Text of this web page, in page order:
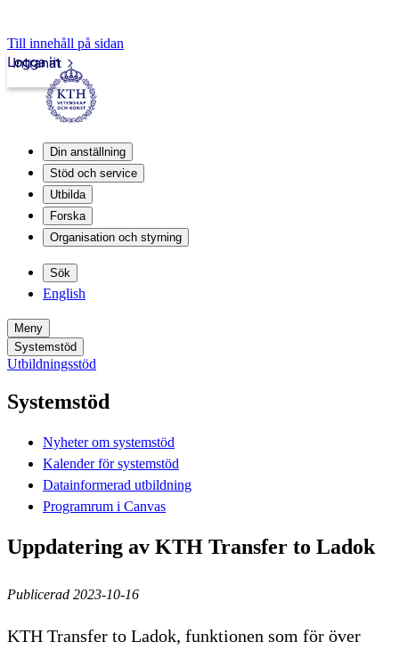
Till innehåll på sidan
Intranät
Logga in
Din anställning
Stöd och service
Utbilda
Forska
Organisation och styrning
Sök
English
Meny
Systemstöd
Utbildningsstöd
Systemstöd
Nyheter om systemstöd
Kalender för systemstöd
Datainformerad utbildning
Programrum i Canvas
Uppdatering av KTH Transfer to Ladok
Publicerad 2023-10-16
KTH Transfer to Ladok, funktionen som för över